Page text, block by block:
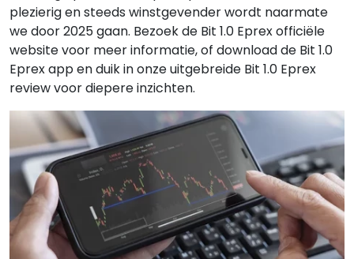
plezierig en steeds winstgevender wordt naarmate
we door 2025 gaan. Bezoek de Bit 1.0 Eprex officiële
website voor meer informatie, of download de Bit 1.0
Eprex app en duik in onze uitgebreide Bit 1.0 Eprex
review voor diepere inzichten.